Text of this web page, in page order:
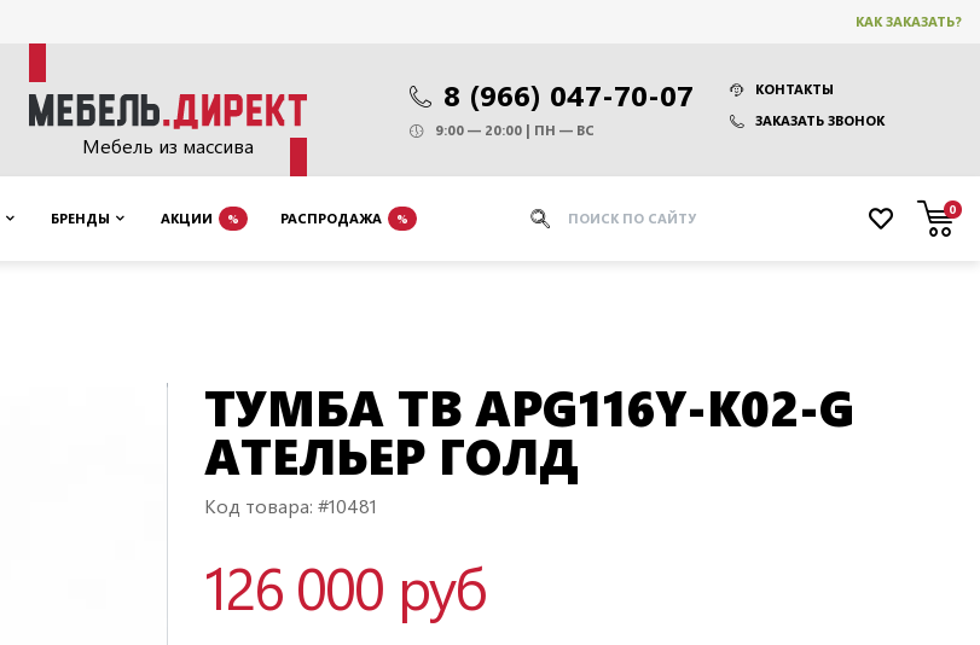
КАК ЗАКАЗАТЬ?
Мебель из массива
8 (966) 047-70-07
КОНТАКТЫ
ЗАКАЗАТЬ ЗВОНОК
9:00 — 20:00 | ПН — ВС
БРЕНДЫ АКЦИИ % РАСПРОДАЖА %
0
ТУМБА ТВ APG116Y-K02-G
АТЕЛЬЕР ГОЛД
Код товара: #10481
126 000 руб